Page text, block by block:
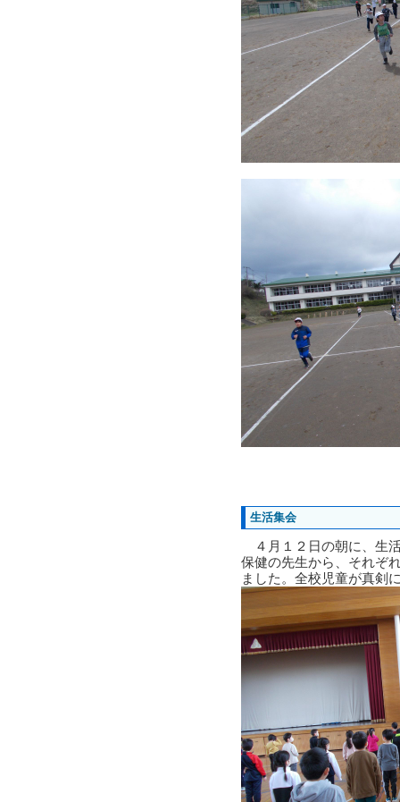
生活集会
４月１２日の朝に、生
保健の先生から、それぞ
ました。全校児童が真剣